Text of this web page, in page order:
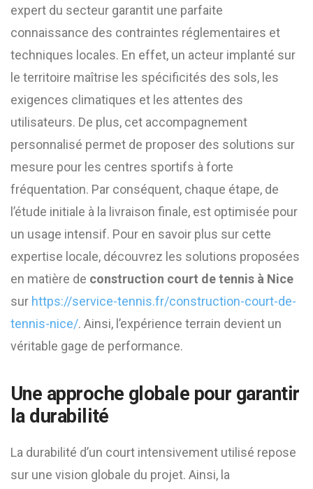
expert du secteur garantit une parfaite
connaissance des contraintes réglementaires et
techniques locales. En effet, un acteur implanté sur
le territoire maîtrise les spécificités des sols, les
exigences climatiques et les attentes des
utilisateurs. De plus, cet accompagnement
personnalisé permet de proposer des solutions sur
mesure pour les centres sportifs à forte
fréquentation. Par conséquent, chaque étape, de
l’étude initiale à la livraison finale, est optimisée pour
un usage intensif. Pour en savoir plus sur cette
expertise locale, découvrez les solutions proposées
en matière de construction court de tennis à Nice
sur https://service-tennis.fr/construction-court-de-
tennis-nice/. Ainsi, l’expérience terrain devient un
véritable gage de performance.
Une approche globale pour garantir
la durabilité
La durabilité d’un court intensivement utilisé repose
sur une vision globale du projet. Ainsi, la